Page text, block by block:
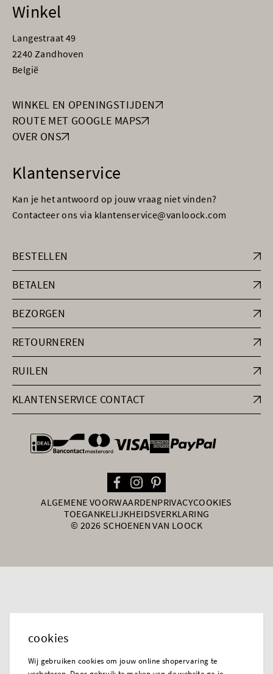
Winkel
Langestraat 49
2240 Zandhoven
België
WINKEL EN OPENINGSTIJDEN
ROUTE MET GOOGLE MAPS
OVER ONS
Klantenservice
Kan je het antwoord op jouw vraag niet vinden?
Contacteer ons via klantenservice@vanloock.com
BESTELLEN
BETALEN
BEZORGEN
RETOURNEREN
RUILEN
KLANTENSERVICE CONTACT
general.paymentOptions
ALGEMENE VOORWAARDENPRIVACYCOOKIES
TOEGANKELIJKHEIDSVERKLARING
© 2026 SCHOENEN VAN LOOCK
cookies
Wij gebruiken cookies om jouw online shopervaring te